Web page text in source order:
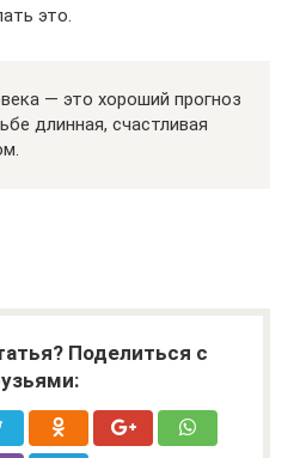
это.
— это хороший прогноз
длинная, счастливая
Поделиться с